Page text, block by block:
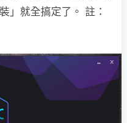
」就全搞定了。 註：